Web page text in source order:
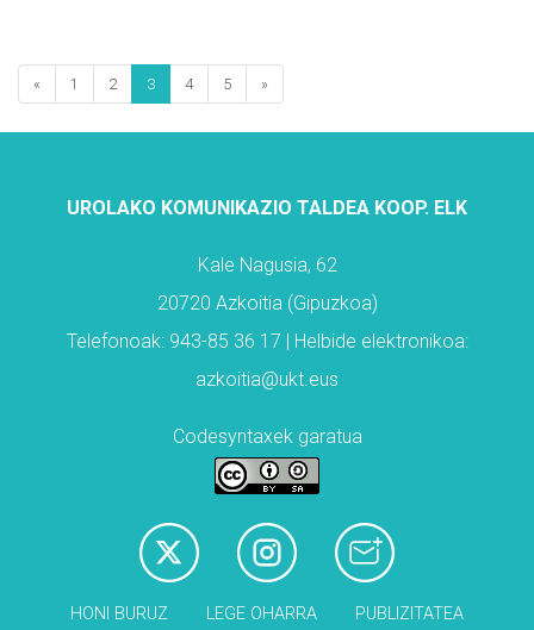
« 1 2 3 4 5 »
UROLAKO KOMUNIKAZIO TALDEA KOOP. ELK
Kale Nagusia, 62
20720 Azkoitia (Gipuzkoa)
Telefonoak: 943-85 36 17 | Helbide elektronikoa:
azkoitia@ukt.eus
Codesyntaxek garatua
HONI BURUZ LEGE OHARRA PUBLIZITATEA